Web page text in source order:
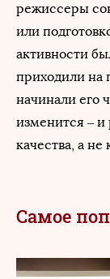
режиссеры
или
активности
приходили на
начинали его
изменится – и
качества, а не
Самое